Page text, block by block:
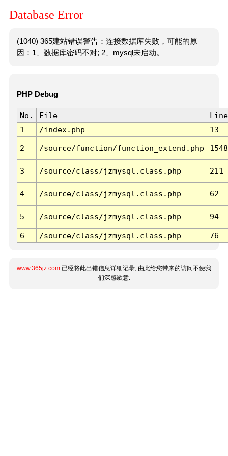
Database Error
(1040) 365建站错误警告：连接数据库失败，可能的原
因：1、数据库密码不对; 2、mysql未启动。
PHP Debug
No. File
Line
1
/index.php 13
2 /source/function/function_extend.php 1548
3 /source/class/jzmysql.class.php 211
4 /source/class/jzmysql.class.php 62
5 /source/class/jzmysql.class.php 94
6 /source/class/jzmysql.class.php 76
www.365jz.com 已经将此出错信息详细记录, 由此给您带来的访问不便我
们深感歉意.